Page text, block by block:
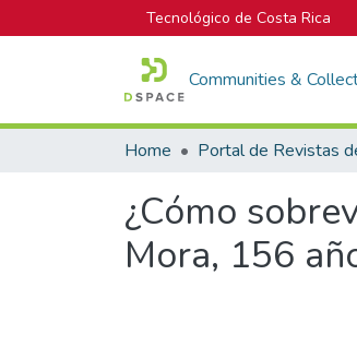
Tecnológico de Costa Rica
Communities &
Home
¿Cómo
Mora, 156